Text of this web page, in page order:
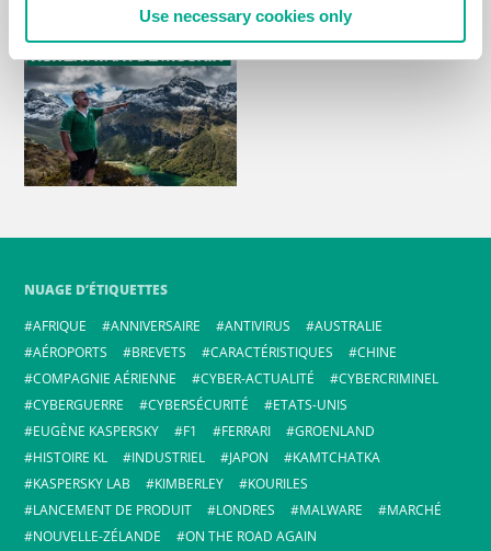
Use necessary cookies only
NUAGE D’ÉTIQUETTES
AFRIQUE
ANNIVERSAIRE ANTIVIRUS
AUSTRALIE
AÉROPORTS
BREVETS CARACTÉRISTIQUES
CHINE
COMPAGNIE AÉRIENNE
CYBER-ACTUALITÉ
CYBERCRIMINEL
CYBERGUERRE
CYBERSÉCURITÉ
ETATS-UNIS
EUGÈNE KASPERSKY
F1 FERRARI
GROENLAND
HISTOIRE KL
INDUSTRIEL JAPON
KAMTCHATKA
KASPERSKY LAB
KIMBERLEY
KOURILES
LANCEMENT DE PRODUIT
LONDRES MALWARE
MARCHÉ
NOUVELLE-ZÉLANDE
ON THE ROAD AGAIN